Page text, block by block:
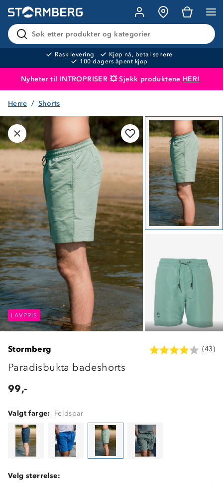
Søk etter produkter og kategorier
Rask levering
Kjøp nå, betal senere
100 dagers åpent kjøp
Nyheter til INTROPRISER 💥 Sjekk produktene HER!
Produktet er lagt i handlekurven
Herre Shorts
LAVPRIS LAVPRIS
LAVPRIS
Stormberg (43)
Paradisbukta badeshorts
99,-
Valgt farge: Feldspar
Velg størrelse: